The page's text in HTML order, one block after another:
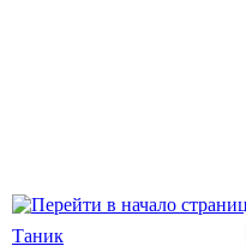
Таник